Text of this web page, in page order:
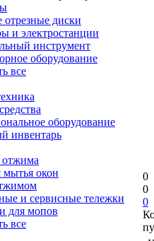
диски
и электростанции
инструмент
оборудование
все
оборудование
инвентарь
отжима
мытья окон
и сервисные тележки
для мопов
все
0
0
0